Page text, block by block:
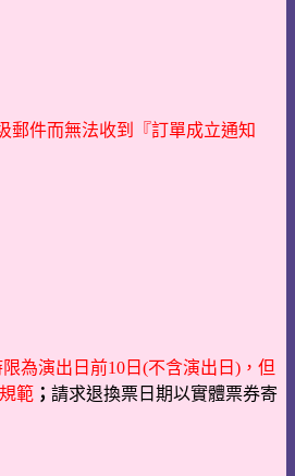
郵件而無法收到『訂單成立通知
為演出日前10日(不含演出日)，但
範 ； 請求退換票日期以實體票券寄